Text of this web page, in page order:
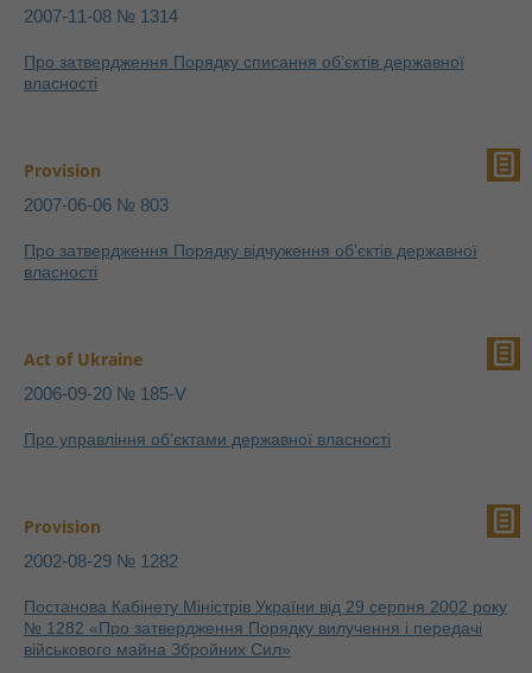
2007-11-08 № 1314
Про затвердження Порядку списання об’єктів державної
власності
Provision
2007-06-06 № 803
Про затвердження Порядку відчуження об’єктів державної
власності
Act of Ukraine
2006-09-20 № 185-V
Про управління об’єктами державної власності
Provision
2002-08-29 № 1282
Постанова Кабінету Міністрів України від 29 серпня 2002 року
№ 1282 «Про затвердження Порядку вилучення і передачі
військового майна Збройних Сил»